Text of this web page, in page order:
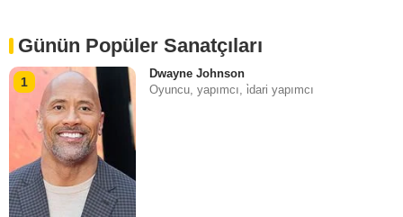
Günün Popüler Sanatçıları
1
Dwayne Johnson
Oyuncu, yapımcı, i̇dari yapımcı